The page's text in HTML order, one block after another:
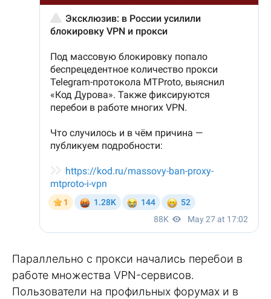
Параллельно с прокси начались перебои в
работе множества VPN-сервисов.
Пользователи на профильных форумах и в